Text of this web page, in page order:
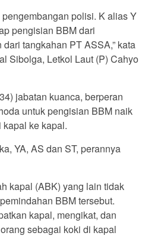
polisi. K alias Y
pengisian BBM dari
tangkahan PT ASSA,” kata
Sibolga, Letkol Laut (P) Cahyo
jabatan kuanca, berperan
untuk pengisian BBM naik
ke kapal.
YA, AS dan ST, perannya
kapal (ABK) yang lain tidak
BBM tersebut.
kapal, mengikat, dan
sebagai koki di kapal